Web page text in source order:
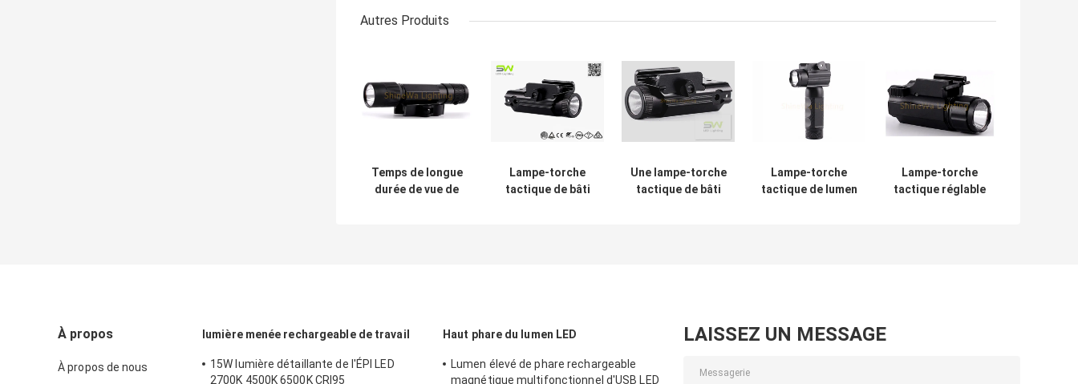
Autres Produits
Temps de longue
durée de vue de
Lampe-torche
tactique de bâti
Une lampe-torche
tactique de bâti
Lampe-torche
tactique de lumen
Lampe-torche
tactique réglable
À propos
À propos de nous
lumière menée rechargeable de travail
15W lumière détaillante de l'ÉPI LED
2700K 4500K 6500K CRI95
Haut phare du lumen LED
Lumen élevé de phare rechargeable
magnétique multifonctionnel d'USB LED
LAISSEZ UN MESSAGE